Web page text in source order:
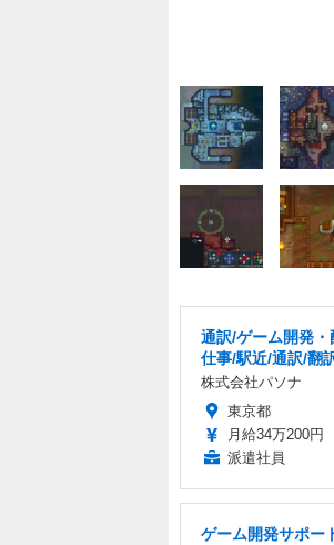
通訳/ゲーム開発
仕事/駅近/通訳/翻
株式会社パソナ
東京都
月給34万200円
派遣社員
ゲーム開発サポー